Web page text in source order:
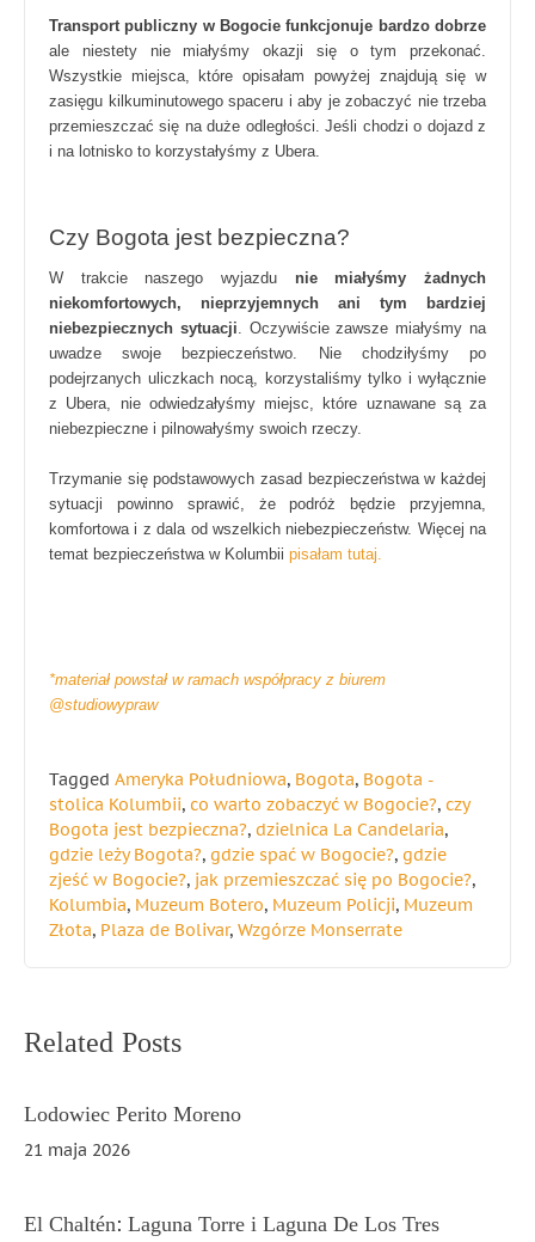
Transport publiczny w Bogocie funkcjonuje bardzo dobrze
ale niestety nie miałyśmy okazji się o tym przekonać.
Wszystkie miejsca, które opisałam powyżej znajdują się w
zasięgu kilkuminutowego spaceru i aby je zobaczyć nie trzeba
przemieszczać się na duże odległości. Jeśli chodzi o dojazd z
i na lotnisko to korzystałyśmy z Ubera.
Czy Bogota jest bezpieczna?
W trakcie naszego wyjazdu nie miałyśmy żadnych
niekomfortowych, nieprzyjemnych ani tym bardziej
niebezpiecznych sytuacji. Oczywiście zawsze miałyśmy na
uwadze swoje bezpieczeństwo. Nie chodziłyśmy po
podejrzanych uliczkach nocą, korzystaliśmy tylko i wyłącznie
z Ubera, nie odwiedzałyśmy miejsc, które uznawane są za
niebezpieczne i pilnowałyśmy swoich rzeczy.
Trzymanie się podstawowych zasad bezpieczeństwa w każdej
sytuacji powinno sprawić, że podróż będzie przyjemna,
komfortowa i z dala od wszelkich niebezpieczeństw. Więcej na
temat bezpieczeństwa w Kolumbii pisałam tutaj.
*materiał powstał w ramach współpracy z biurem
@studiowypraw
Tagged Ameryka Południowa, Bogota, Bogota -
stolica Kolumbii, co warto zobaczyć w Bogocie?, czy
Bogota jest bezpieczna?, dzielnica La Candelaria,
gdzie leży Bogota?, gdzie spać w Bogocie?, gdzie
zjeść w Bogocie?, jak przemieszczać się po Bogocie?,
Kolumbia, Muzeum Botero, Muzeum Policji, Muzeum
Złota, Plaza de Bolivar, Wzgórze Monserrate
Related Posts
Lodowiec Perito Moreno
21 maja 2026
El Chaltén: Laguna Torre i Laguna De Los Tres
Nawigacja